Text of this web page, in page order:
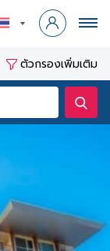
ตัวกรองเพิ่มเติม